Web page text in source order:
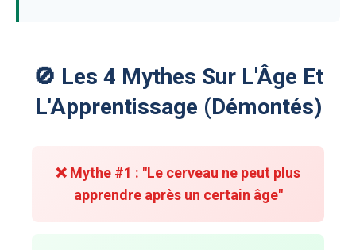
🚫 Les 4 Mythes Sur L'Âge Et
L'Apprentissage (Démontés)
❌ Mythe #1 : "Le cerveau ne peut plus
apprendre après un certain âge"